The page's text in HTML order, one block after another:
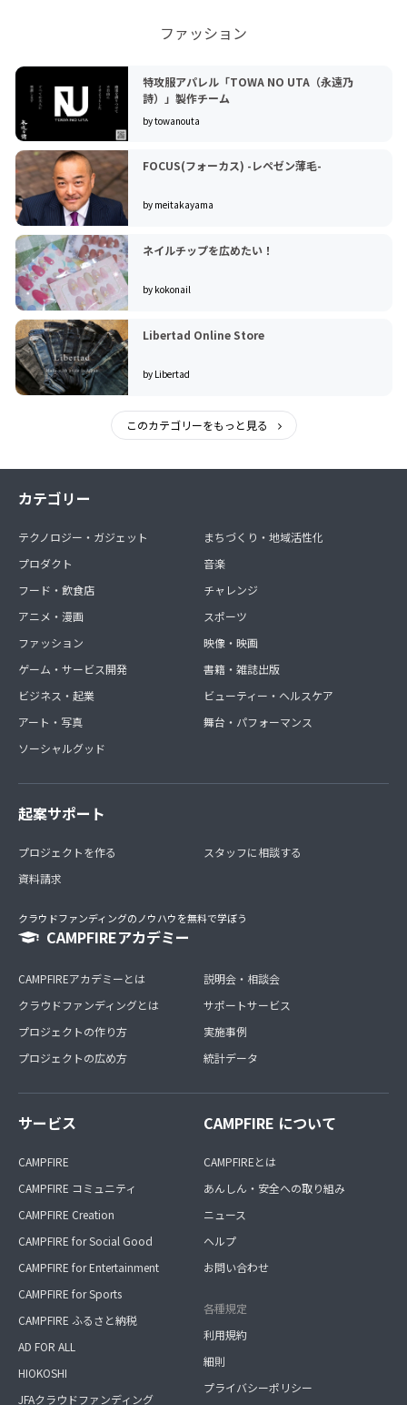
ファッション
特攻服アパレル「TOWA NO UTA（永遠乃
詩）」製作チーム
by towanouta
FOCUS(フォーカス) -レペゼン薄毛-
by meitakayama
ネイルチップを広めたい！
by kokonail
Libertad Online Store
by Libertad
このカテゴリーをもっと見る
カテゴリー
テクノロジー・ガジェット
プロダクト
フード・飲食店
アニメ・漫画
ファッション
ゲーム・サービス開発
ビジネス・起業
アート・写真
ソーシャルグッド
まちづくり・地域活性化
音楽
チャレンジ
スポーツ
映像・映画
書籍・雑誌出版
ビューティー・ヘルスケア
舞台・パフォーマンス
起案サポート
プロジェクトを作る
資料請求
スタッフに相談する
クラウドファンディングのノウハウを無料で学ぼう
CAMPFIREアカデミー
CAMPFIREアカデミーとは
クラウドファンディングとは
プロジェクトの作り方
プロジェクトの広め方
説明会・相談会
サポートサービス
実施事例
統計データ
サービス
CAMPFIRE
CAMPFIRE コミュニティ
CAMPFIRE Creation
CAMPFIRE for Social Good
CAMPFIRE for Entertainment
CAMPFIRE for Sports
CAMPFIRE ふるさと納税
AD FOR ALL
HIOKOSHI
JFAクラウドファンディング
CAMPFIRE について
CAMPFIREとは
あんしん・安全への取り組み
ニュース
ヘルプ
お問い合わせ
各種規定
利用規約
細則
プライバシーポリシー